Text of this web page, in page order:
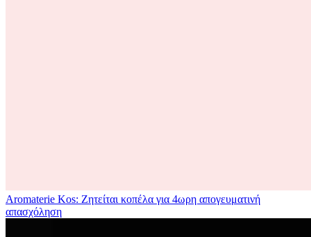
Aromaterie Kos: Ζητείται κοπέλα για 4ωρη απογευματινή
απασχόληση